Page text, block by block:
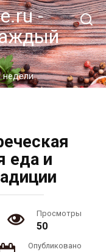
-
еда и
Просмотры
50
Опубликовано